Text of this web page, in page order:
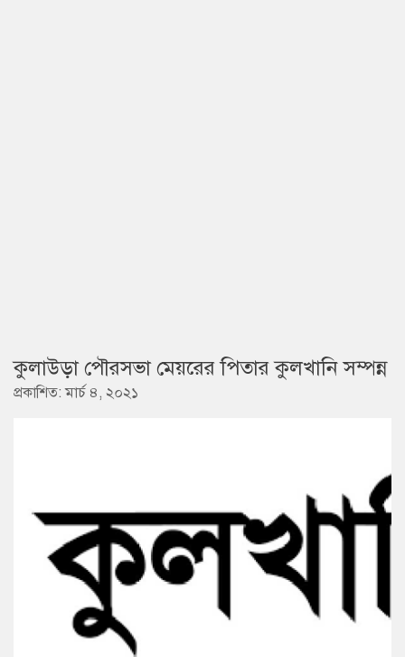
কুলাউড়া পৌরসভা মেয়রের পিতার কুলখানি সম্পন্ন
প্রকাশিত: মার্চ ৪, ২০২১